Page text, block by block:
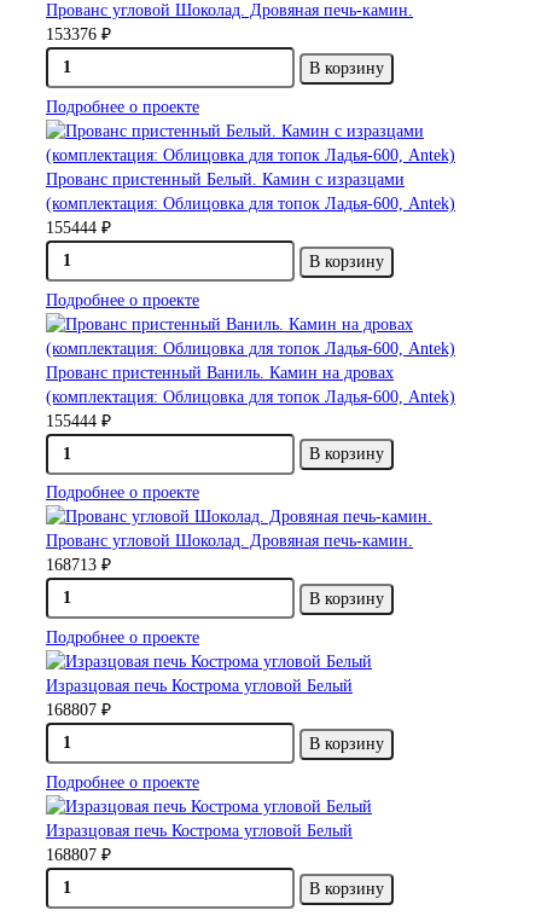
Прованс угловой Шоколад. Дровяная печь-камин.
153376 ₽
В корзину
Подробнее о проекте
Прованс пристенный Белый. Камин с изразцами
(комплектация: Облицовка для топок Ладья-600, Antek)
155444 ₽
В корзину
Подробнее о проекте
Прованс пристенный Ваниль. Камин на дровах
(комплектация: Облицовка для топок Ладья-600, Antek)
155444 ₽
В корзину
Подробнее о проекте
Прованс угловой Шоколад. Дровяная печь-камин.
168713 ₽
В корзину
Подробнее о проекте
Изразцовая печь Кострома угловой Белый
168807 ₽
В корзину
Подробнее о проекте
Изразцовая печь Кострома угловой Белый
168807 ₽
В корзину